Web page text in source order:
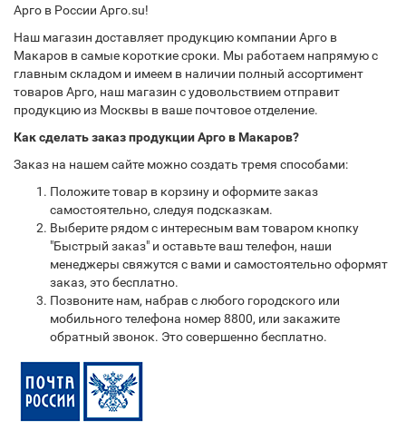
Арго в России Арго.su!
Наш магазин доставляет продукцию компании Арго в
Макаров в самые короткие сроки. Мы работаем напрямую с
главным складом и имеем в наличии полный ассортимент
товаров Арго, наш магазин с удовольствием отправит
продукцию из Москвы в ваше почтовое отделение.
Как сделать заказ продукции Арго в Макаров?
Заказ на нашем сайте можно создать тремя способами:
Положите товар в корзину и оформите заказ
самостоятельно, следуя подсказкам.
Выберите рядом с интересным вам товаром кнопку
"Быстрый заказ" и оставьте ваш телефон, наши
менеджеры свяжутся с вами и самостоятельно оформят
заказ, это бесплатно.
Позвоните нам, набрав с любого городского или
мобильного телефона номер 8800, или закажите
обратный звонок. Это совершенно бесплатно.